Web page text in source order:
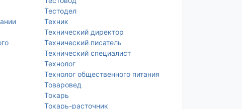
Тестодел
Техник
Технический директор
Технический писатель
Технический специалист
Технолог
Технолог общественного питания
Товаровед
Токарь
Токарь-расточник